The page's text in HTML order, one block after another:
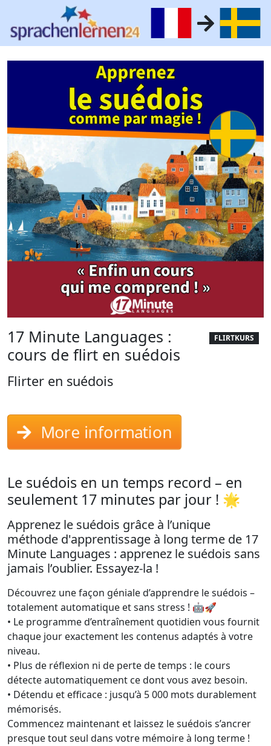
FLIRTKURS
17 Minute Languages :
cours de flirt en suédois
Flirter en suédois
More information
Le suédois en un temps record – en
seulement 17 minutes par jour ! 🌟
Apprenez le suédois grâce à l’unique
méthode d'apprentissage à long terme de 17
Minute Languages : apprenez le suédois sans
jamais l’oublier. Essayez-la !
Découvrez une façon géniale d’apprendre le suédois –
totalement automatique et sans stress ! 🤖🚀
• Le programme d’entraînement quotidien vous fournit
chaque jour exactement les contenus adaptés à votre
niveau.
• Plus de réflexion ni de perte de temps : le cours
détecte automatiquement ce dont vous avez besoin.
• Détendu et efficace : jusqu’à 5 000 mots durablement
mémorisés.
Commencez maintenant et laissez le suédois s’ancrer
presque tout seul dans votre mémoire à long terme !